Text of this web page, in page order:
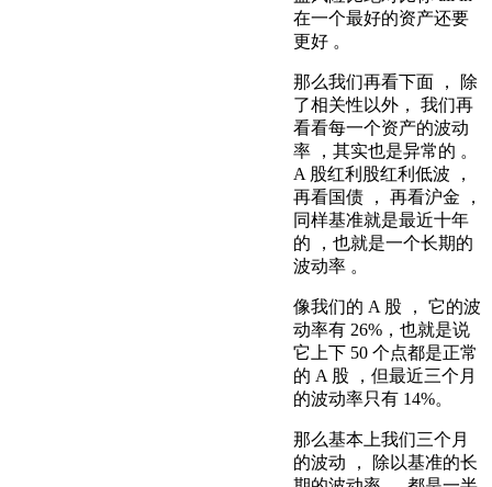
在一个最好的资产还要
更好 。
那么我们再看下面 ， 除
了相关性以外， 我们再
看看每一个资产的波动
率 ，其实也是异常的 。
A 股红利股红利低波 ，
再看国债 ， 再看沪金 ，
同样基准就是最近十年
的 ，也就是一个长期的
波动率 。
像我们的 A 股 ， 它的波
动率有 26%，也就是说
它上下 50 个点都是正常
的 A 股 ，但最近三个月
的波动率只有 14%。
那么基本上我们三个月
的波动 ， 除以基准的长